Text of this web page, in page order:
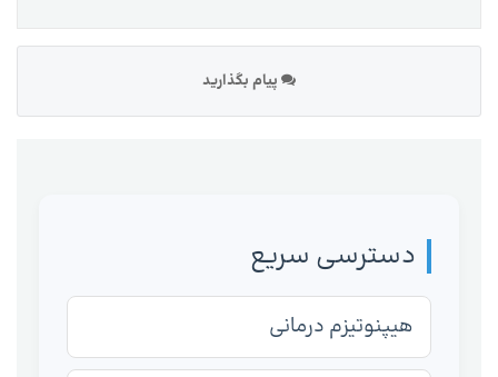
پیام بگذارید
دسترسی سریع
هیپنوتیزم درمانی